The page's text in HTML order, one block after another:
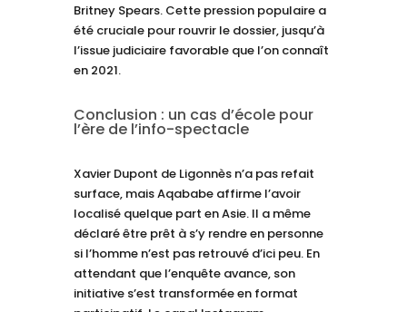
Britney Spears. Cette pression populaire a
été cruciale pour rouvrir le dossier, jusqu’à
l’issue judiciaire favorable que l’on connaît
en 2021.
Conclusion : un cas d’école pour
l’ère de l’info-spectacle
Xavier Dupont de Ligonnès n’a pas refait
surface, mais Aqababe affirme l’avoir
localisé quelque part en Asie. Il a même
déclaré être prêt à s’y rendre en personne
si l’homme n’est pas retrouvé d’ici peu. En
attendant que l’enquête avance, son
initiative s’est transformée en format